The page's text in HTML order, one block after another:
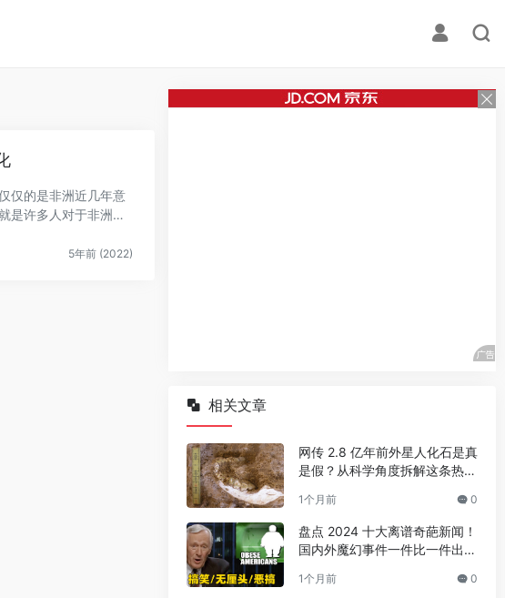
仅的是非洲近几年意
是许多人对于非洲这
5年前 (2022)
相关文章
网传 2.8 亿年前外星人化石是真
是假？从科学角度拆解这条热门
1个月前 0
盘点 2024 十大离谱奇葩新闻！
国内外魔幻事件一件比一件出人
1个月前 0